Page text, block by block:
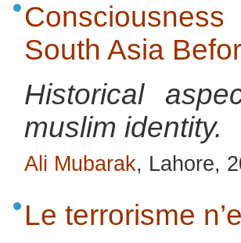
South Asia
Historical
muslim identity.
Ali Mubarak, Lahore,
Le terrorisme